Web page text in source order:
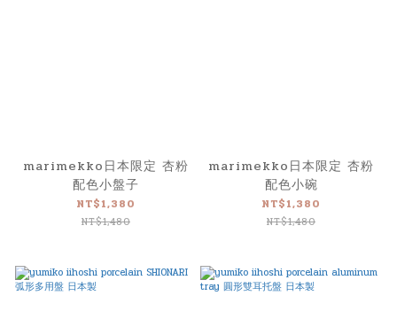
marimekko日本限定 杏粉
配色小盤子
NT$1,380
NT$1,480
marimekko日本限定 杏粉
配色小碗
NT$1,380
NT$1,480